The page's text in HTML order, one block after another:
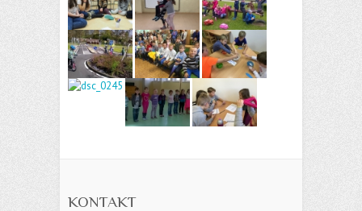
KONTAKT